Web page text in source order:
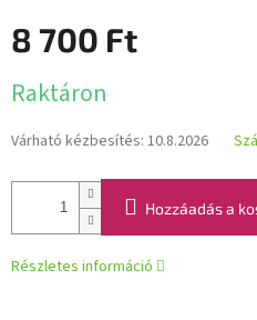
8 700 Ft
Raktáron
Várható kézbesítés: 10.8.2026
Hozzáadás a
Részletes információ